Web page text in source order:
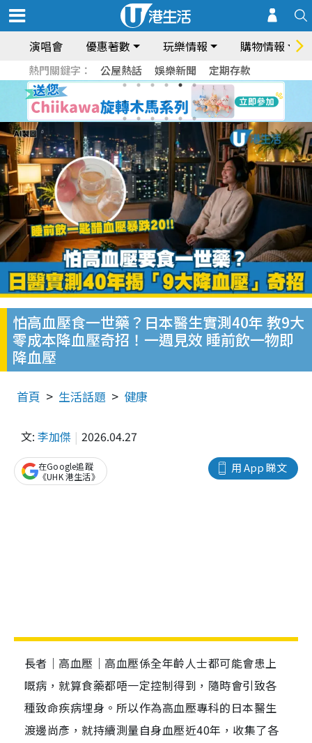
演唱會 優惠著數 玩樂情報 購物情報
熱門關鍵字： 公屋熱話 娛樂新聞 定期存款
怕高血壓食一世藥？日本醫生實測40年 教9大
零成本降血壓奇招！一週見效 睡前飲一物即
降血壓
首頁 生活話題 健康
文: 李加傑 2026.04.27
用 App 睇文
在Google追蹤
《UHK 港生活》
長者｜高血壓｜高血壓係全年齡人士都可能會患上
嘅病，就算食藥都唔一定控制得到，隨時會引致各
種致命疾病埋身。所以作為高血壓專科的日本醫生
渡邊尚彥，就持續測量自身血壓近40年，收集了各